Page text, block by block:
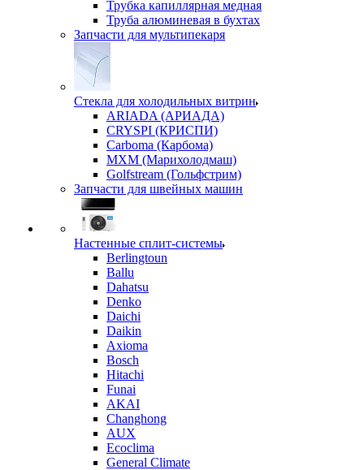
Трубка капиллярная медная
Труба алюминевая в бухтах
Запчасти для мультипекаря
Стекла для холодильных витрин
ARIADA (АРИАДА)
CRYSPI (КРИСПИ)
Carboma (Карбома)
MXM (Марихолодмаш)
Golfstream (Гольфстрим)
Запчасти для швейных машин
Настенные сплит-системы
Berlingtoun
Ballu
Dahatsu
Denko
Daichi
Daikin
Axioma
Bosch
Hitachi
Funai
AKAI
Changhong
AUX
Ecoclima
General Climate